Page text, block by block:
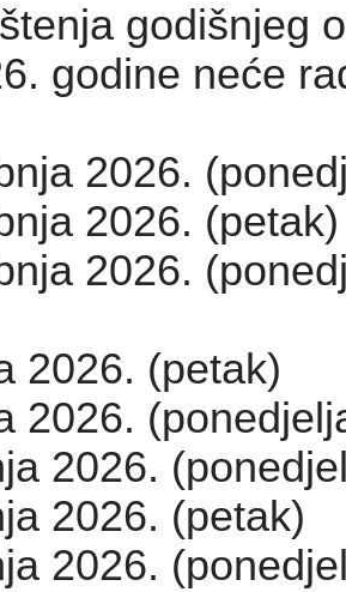
godišnjeg
godine neće
2026.
2026. (petak)
2026.
2026. (petak)
2026.
2026.
2026. (petak)
2026.